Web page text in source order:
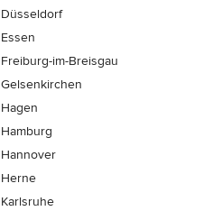
Düsseldorf
Essen
Freiburg-im-Breisgau
Gelsenkirchen
Hagen
Hamburg
Hannover
Herne
Karlsruhe